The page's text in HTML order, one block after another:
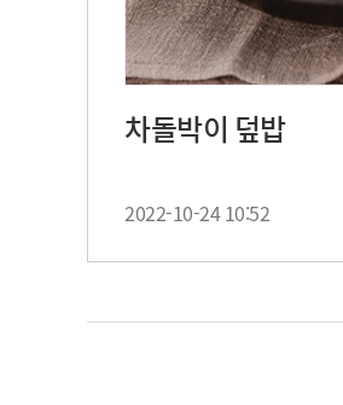
차돌박이 덮밥
2022-10-24 10:52